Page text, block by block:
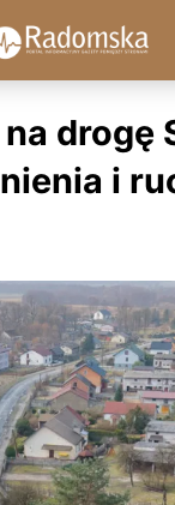
drogę
i